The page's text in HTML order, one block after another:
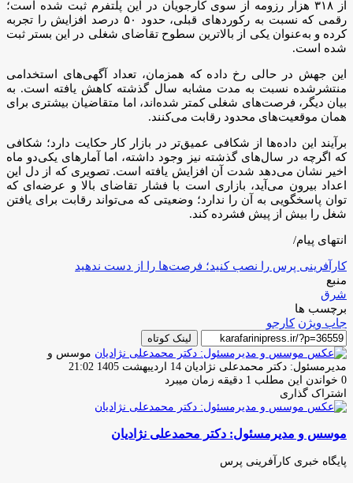
از ۳۱۸ هزار رزومه از سوی کارجویان در این پلتفرم ثبت شده است؛
رقمی که نسبت به رکوردهای قبلی، حدود ۵۰ درصد افزایش را تجربه
کرده و به‌عنوان یکی از بالاترین سطوح تقاضای شغلی در این بستر ثبت
شده است.
این جهش در حالی رخ داده که همزمان، تعداد آگهی‌های استخدامی
منتشرشده نسبت به مدت مشابه سال گذشته کاهش یافته است. به
بیان دیگر، فرصت‌های شغلی کمتر شده‌اند، اما متقاضیان بیشتری برای
همان موقعیت‌های محدود رقابت می‌کنند.
برآیند این داده‌ها از شکافی عمیق‌تر در بازار کار حکایت دارد؛ شکافی
که اگرچه در سال‌های گذشته نیز وجود داشته، اما آمارهای یکی‌دو ماه
اخیر نشان می‌دهد شدت آن افزایش یافته است. تصویری که از دل این
اعداد بیرون می‌آید، بازاری است با فشار تقاضای بالا و عرضه‌ای که
توان پاسخگویی به آن را ندارد؛ وضعیتی که می‌تواند رقابت برای یافتن
شغل را بیش از پیش فشرده کند.
انتهای پیام/
کارآفرینی پرس را نصب کنید؛ فرصت‌ها را از دست ندهید
منبع
شرق
برچسب ها
جاب ویژن کارجو
لینک کوتاه
موسس و
مدیرمسئول: دکتر محمدعلی نژادیان ارسال
ایمیل
14 اردیبهشت 1405 21:02
0 خواندن این مطلب 1 دقیقه زمان میبرد
اشتراک گذاری
فیس
توئیتر
لینکدین
واتس
تلگرام
اشتراک
از
ایمیل
چاپ
موسس و مدیرمسئول: دکتر محمدعلی نژادیان
پایگاه خبری کارآفرینی پرس